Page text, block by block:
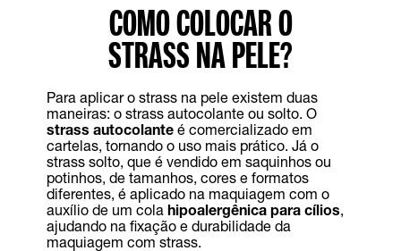
COMO COLOCAR O
STRASS NA PELE?
Para aplicar o strass na pele existem duas
maneiras: o strass autocolante ou solto. O
strass autocolante é comercializado em
cartelas, tornando o uso mais prático. Já o
strass solto, que é vendido em saquinhos ou
potinhos, de tamanhos, cores e formatos
diferentes, é aplicado na maquiagem com o
auxílio de um cola hipoalergênica para cílios,
ajudando na fixação e durabilidade da
maquiagem com strass.